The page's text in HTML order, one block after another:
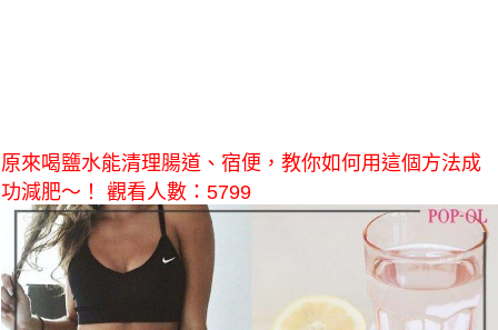
原來喝鹽水能清理腸道、宿便，教你如何用這個方法成
功減肥～！ 觀看人數：5799